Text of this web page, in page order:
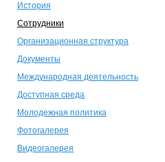
История
Сотрудники
Организационная структура
Документы
Международная деятельность
Доступная среда
Молодежная политика
Фотогалерея
Видеогалерея